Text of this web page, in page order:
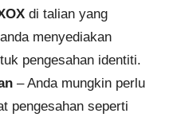
di talian yang
menyediakan
pengesahan identiti.
– Anda mungkin perlu
pengesahan seperti